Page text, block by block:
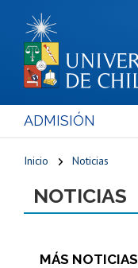
ADMISIÓN
Inicio Noticias
NOTICIAS
MÁS NOTICIAS